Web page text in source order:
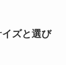
ズと選び